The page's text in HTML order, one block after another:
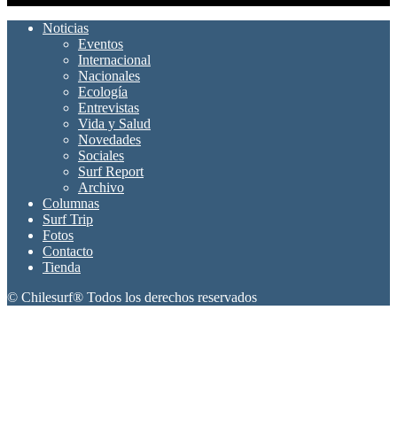
Noticias
Eventos
Internacional
Nacionales
Ecología
Entrevistas
Vida y Salud
Novedades
Sociales
Surf Report
Archivo
Columnas
Surf Trip
Fotos
Contacto
Tienda
© Chilesurf® Todos los derechos reservados